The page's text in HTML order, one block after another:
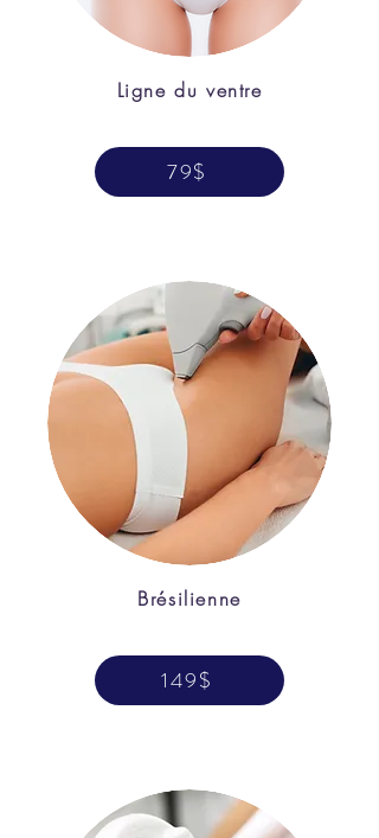
Ligne du ventre
79$
Brésilienne
149$